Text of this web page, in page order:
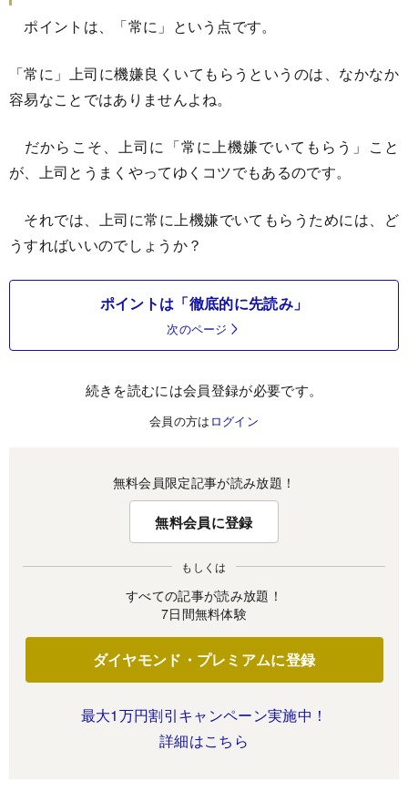
ポイントは、「常に」という点です。
「常に」上司に機嫌良くいてもらうというのは、なかなか
容易なことではありませんよね。
だからこそ、上司に「常に上機嫌でいてもらう」こと
が、上司とうまくやってゆくコツでもあるのです。
それでは、上司に常に上機嫌でいてもらうためには、ど
うすればいいのでしょうか？
ポイントは「徹底的に先読み」
次のページ
続きを読むには会員登録が必要です。
会員の方は ログイン
無料会員限定記事が読み放題！
無料会員に登録
もしくは
すべての記事が読み放題！
7日間無料体験
ダイヤモンド・プレミアムに登録
最大1万円割引キャンペーン実施中！
詳細はこちら